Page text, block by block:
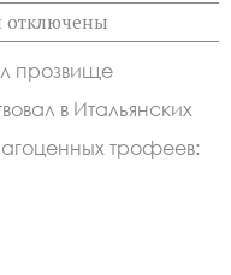
к
записи
потолок
убил
короля
отключены
прозвище
в Итальянских
трофеев: